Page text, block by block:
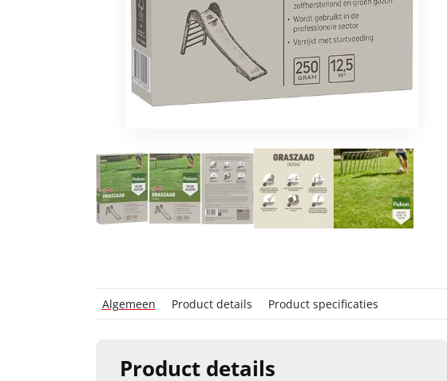
Product details
Algemeen Product details Product specificaties